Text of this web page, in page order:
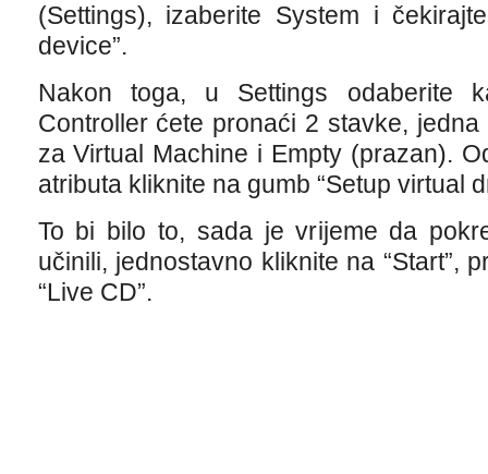
(Settings), izaberite System i
device”.
Nakon toga, u Settings odaberite
Controller ćete pronaći 2 stavke,
za Virtual Machine i Empty (prazan).
atributa kliknite na gumb “Setup virtual
To bi bilo to, sada je vrijeme da
učinili, jednostavno kliknite na “Start”,
“Live CD”.